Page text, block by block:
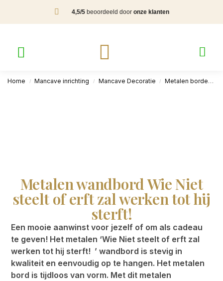
4,5/5beoordeeld door onze klanten
Home / Mancave inrichting / Mancave Decoratie / Metalen borden
Metalen wandbord Wie Niet
steelt of erft zal werken tot hij
sterft!
Een mooie aanwinst voor jezelf of om als cadeau
te geven! Het metalen ‘Wie Niet steelt of erft zal
werken tot hij sterft! ’ wandbord is stevig in
kwaliteit en eenvoudig op te hangen. Het metalen
bord is tijdloos van vorm. Met dit metalen